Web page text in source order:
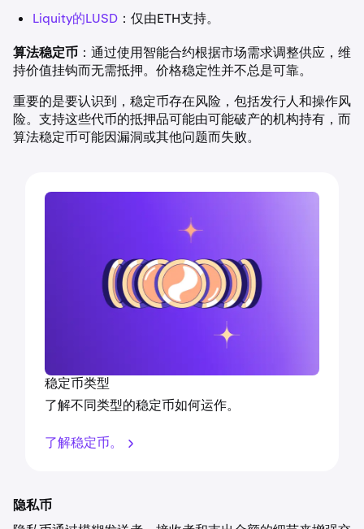
Liquity的LUSD ：仅由ETH支持。
算法稳定币 ：通过使用智能合约根据市场需求调整供应，维
持价值挂钩而无需抵押。价格稳定性并不总是可靠。
重要的是要认识到，稳定币存在风险，包括发行人和操作风
险。支持这些代币的抵押品可能由可能破产的机构持有，而
算法稳定币可能因漏洞或其他问题而失败。
稳定币类型
了解不同类型的稳定币如何运作。
了解稳定币。
隐私币